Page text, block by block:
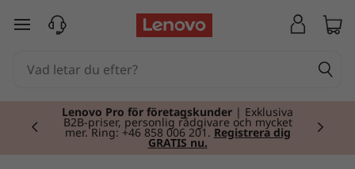
Thoppa vidare till huvudinnehållet
Lenovo Pro för företagskunder | Exklusiva
B2B-priser, personlig rådgivare och mycket
mer. Ring: +46 858 006 201. Registrera dig
GRATIS nu.
Currently displaying item 2 of 2